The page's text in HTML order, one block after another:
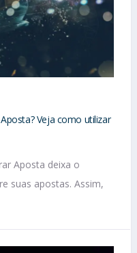
Veja como utilizar
Aposta deixa o
suas apostas. Assim,